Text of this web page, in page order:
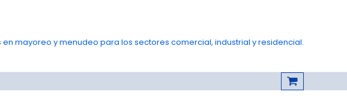
mayoreo y menudeo para los sectores comercial, industrial y residencial.